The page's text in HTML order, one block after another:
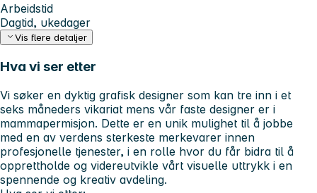
Arbeidstid
Dagtid, ukedager
Vis flere detaljer
Hva vi ser etter
Vi søker en dyktig grafisk designer som kan tre inn i et
seks måneders vikariat mens vår faste designer er i
mammapermisjon. Dette er en unik mulighet til å jobbe
med en av verdens sterkeste merkevarer innen
profesjonelle tjenester, i en rolle hvor du får bidra til å
opprettholde og videreutvikle vårt visuelle uttrykk i en
spennende og kreativ avdeling.